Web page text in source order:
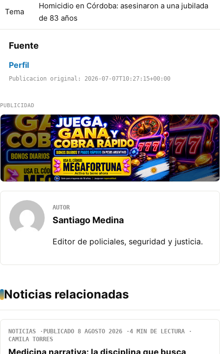
Tema
Homicidio en Córdoba: asesinaron a una jubilada
de 83 años
Fuente
Perfil
Publicacion original: 2026-07-07T10:27:15+00:00
PUBLICIDAD
AUTOR
Santiago Medina
Editor de policiales, seguridad y justicia.
Noticias relacionadas
NOTICIAS PUBLICADO 8 AGOSTO 2026
4 MIN DE LECTURA
CAMILA TORRES